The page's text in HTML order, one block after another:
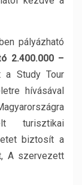
pályázható
2.400.000 –
a Study Tour
hívásával
turisztikai
biztosít a
A szervezett